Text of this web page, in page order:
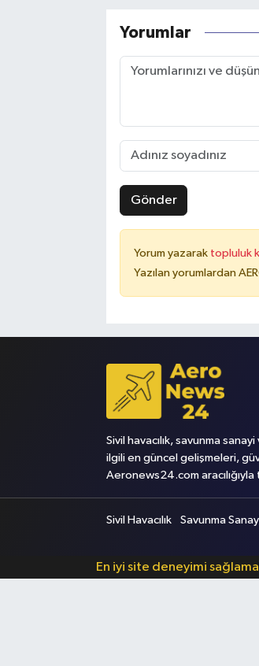
Yorumlar
Gönder
Yorum yazarak topluluk
Yazılan yorumlardan
Sivil havacılık, savunma
ilgili en güncel gelişmeleri,
Aeronews24.com
Sivil Havacılık Savunma
En iyi site deneyimi